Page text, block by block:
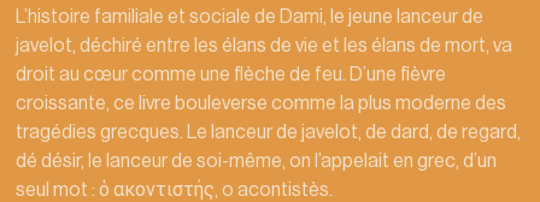
L’histoire familiale et sociale de Dami, le jeune lanceur de
javelot, déchiré entre les élans de vie et les élans de mort, va
droit au cœur comme une flèche de feu. D’une fièvre
croissante, ce livre bouleverse comme la plus moderne des
tragédies grecques. Le lanceur de javelot, de dard, de regard,
dé désir, le lanceur de soi-même, on l’appelait en grec, d’un
seul mot : ὁ ακοντιστής, o acontistès.